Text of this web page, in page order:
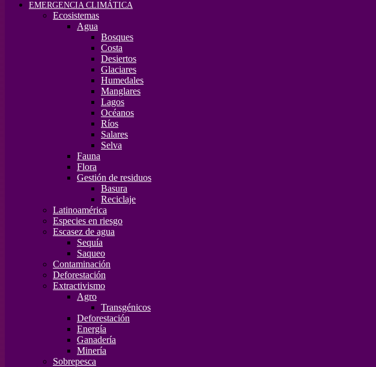
EMERGENCIA CLIMÁTICA
Ecosistemas
Agua
Bosques
Costa
Desiertos
Glaciares
Humedales
Manglares
Lagos
Océanos
Ríos
Salares
Selva
Fauna
Flora
Gestión de residuos
Basura
Reciclaje
Latinoamérica
Especies en riesgo
Escasez de agua
Sequía
Saqueo
Contaminación
Deforestación
Extractivismo
Agro
Transgénicos
Deforestación
Energía
Ganadería
Minería
Sobrepesca